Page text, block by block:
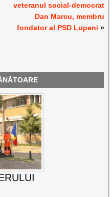
veteranul social-democrat
Dan Marcu, membru
fondator al PSD Lupeni »